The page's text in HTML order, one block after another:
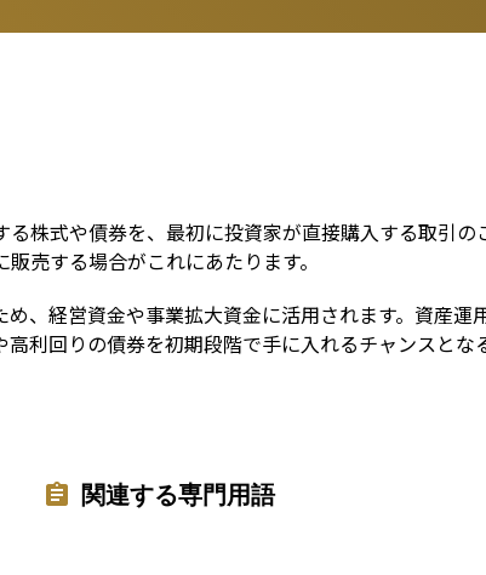
株式や債券を、最初に投資家が直接購入する取引
売する場合がこれにあたります。
、経営資金や事業拡大資金に活用されます。資産運
利回りの債券を初期段階で手に入れるチャンスと
関連する専門用語